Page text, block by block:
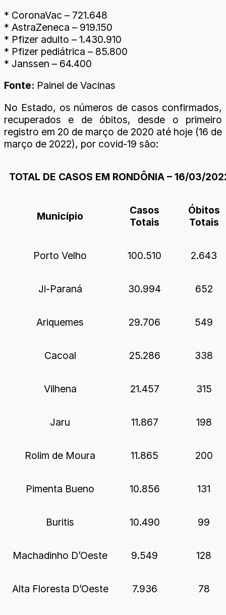
* CoronaVac – 721.648
* AstraZeneca – 919.150
* Pfizer adulto – 1.430.910
* Pfizer pediátrica – 85.800
* Janssen – 64.400
Fonte: Painel de Vacinas
No Estado, os números de casos confirmados,
recuperados e de óbitos, desde o primeiro
registro em 20 de março de 2020 até hoje (16 de
março de 2022), por covid-19 são:
TOTAL DE CASOS EM RONDÔNIA – 16/03/
Município
Casos
Totais
Óbitos
Totais
Porto Velho 100.510 2.643
Ji-Paraná 30.994 652
Ariquemes 29.706 549
Cacoal 25.286 338
Vilhena 21.457 315
Jaru 11.867 198
Rolim de Moura 11.865 200
Pimenta Bueno 10.856 131
Buritis 10.490 99
Machadinho D’Oeste 9.549 128
Alta Floresta D’Oeste 7.936 78